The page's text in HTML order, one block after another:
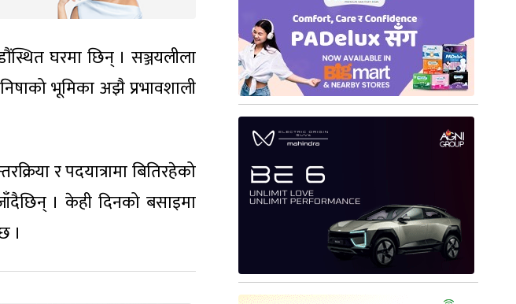
घरमा छिन् । सञ्जयलीला
भूमिका अझै प्रभावशाली
र पदयात्रामा बितिरहेको
। केही दिनको बसाइमा
।